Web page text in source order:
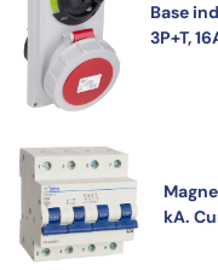
Base
3P+T,
kA.